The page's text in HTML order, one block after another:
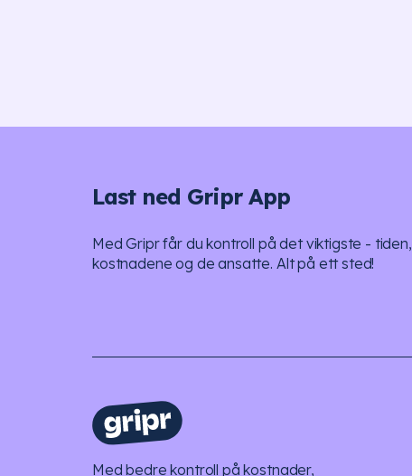
Last ned Gripr App
Med Gripr får du kontroll på det viktigste - tiden,
kostnadene og de ansatte. Alt på ett sted!
Med bedre kontroll på kostnader,